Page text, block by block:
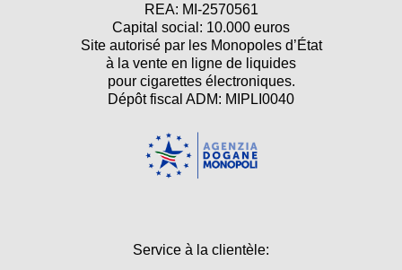
REA: MI-2570561
Capital social: 10.000 euros
Site autorisé par les Monopoles d’État
à la vente en ligne de liquides
pour cigarettes électroniques.
Dépôt fiscal ADM: MIPLI0040
Service à la clientèle: